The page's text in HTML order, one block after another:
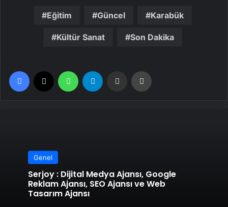
Eğitim Güncel Karabük
Kültür Sanat Son Dakika
Facebook WhatsApp Email'den paylaş
Genel
Serjoy : Dijital Medya Ajansı, Google
Reklam Ajansı, SEO Ajansı ve Web
Tasarım Ajansı